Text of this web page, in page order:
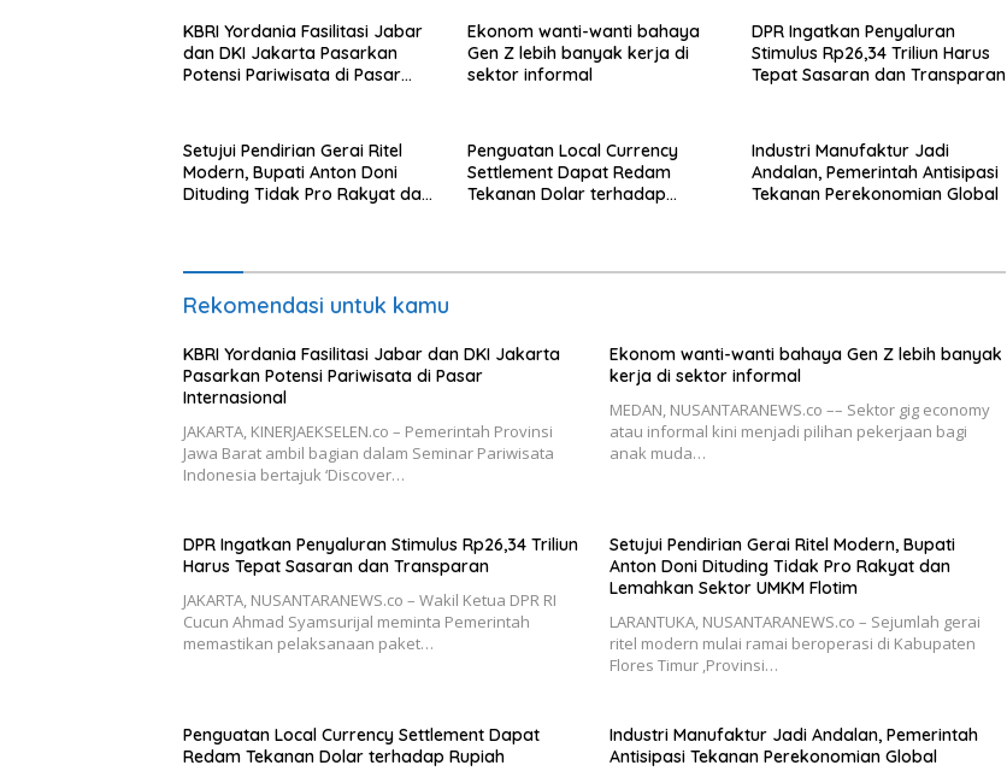
KBRI Yordania Fasilitasi Jabar
dan DKI Jakarta Pasarkan
Potensi Pariwisata di Pasar
Ekonom wanti-wanti bahaya
Gen Z lebih banyak kerja di
sektor informal
DPR Ingatkan Penyaluran
Stimulus Rp26,34 Triliun Harus
Tepat Sasaran dan Transparan
Setujui Pendirian Gerai Ritel
Modern, Bupati Anton Doni
Dituding Tidak Pro Rakyat dan
Penguatan Local Currency
Settlement Dapat Redam
Tekanan Dolar terhadap
Industri Manufaktur Jadi
Andalan, Pemerintah Antisipasi
Tekanan Perekonomian Global
Rekomendasi untuk kamu
KBRI Yordania Fasilitasi Jabar dan DKI Jakarta
Pasarkan Potensi Pariwisata di Pasar
Internasional
JAKARTA, KINERJAEKSELEN.co – Pemerintah Provinsi
Jawa Barat ambil bagian dalam Seminar Pariwisata
Indonesia bertajuk ‘Discover…
Ekonom wanti-wanti bahaya Gen Z lebih banyak
kerja di sektor informal
MEDAN, NUSANTARANEWS.co –– Sektor gig economy
atau informal kini menjadi pilihan pekerjaan bagi
anak muda…
DPR Ingatkan Penyaluran Stimulus Rp26,34 Triliun
Harus Tepat Sasaran dan Transparan
JAKARTA, NUSANTARANEWS.co – Wakil Ketua DPR RI
Cucun Ahmad Syamsurijal meminta Pemerintah
memastikan pelaksanaan paket…
Setujui Pendirian Gerai Ritel Modern, Bupati
Anton Doni Dituding Tidak Pro Rakyat dan
Lemahkan Sektor UMKM Flotim
LARANTUKA, NUSANTARANEWS.co – Sejumlah gerai
ritel modern mulai ramai beroperasi di Kabupaten
Flores Timur ,Provinsi…
Penguatan Local Currency Settlement Dapat
Redam Tekanan Dolar terhadap Rupiah
Industri Manufaktur Jadi Andalan, Pemerintah
Antisipasi Tekanan Perekonomian Global